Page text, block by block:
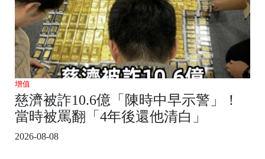
增值
慈濟被詐10.6億「陳時中早示警」！
當時被罵翻「4年後還他清白」
2026-08-08